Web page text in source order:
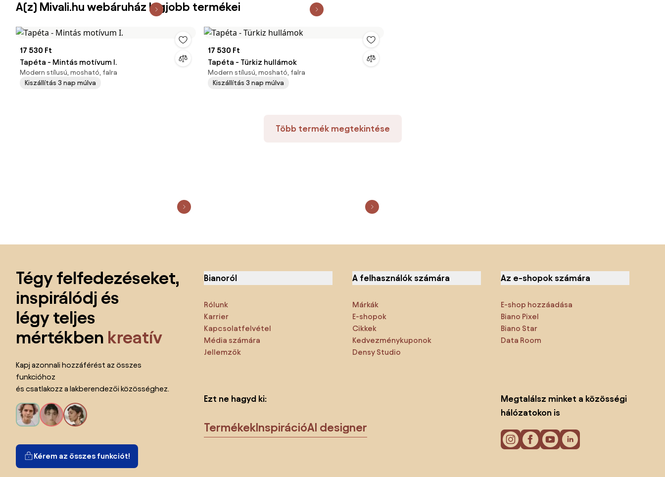
A(z) Mivali.hu webáruház legjobb termékei
17 530 Ft
Tapéta - Mintás motívum I.
Modern stílusú, mosható, falra
Kiszállítás 3 nap múlva
17 530 Ft
Tapéta - Türkiz hullámok
Modern stílusú, mosható, falra
Kiszállítás 3 nap múlva
Több termék megtekintése
Tégy felfedezéseket,
inspirálódj és
légy teljes
mértékben kreatív
Kapj azonnali hozzáférést az összes
funkcióhoz
és csatlakozz a lakberendezői közösséghez.
Kérem az összes funkciót!
Bianoról
Rólunk
Karrier
Kapcsolatfelvétel
Média számára
Jellemzők
A felhasználók számára
Márkák
E-shopok
Cikkek
Kedvezménykuponok
Densy Studio
Az e-shopok számára
E-shop hozzáadása
Biano Pixel
Biano Star
Data Room
Ezt ne hagyd ki:
Termékek InspirációAI designer
Megtalálsz minket a közösségi
hálózatokon is